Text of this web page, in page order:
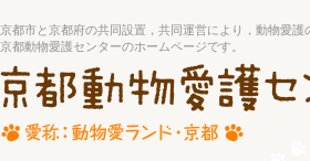
京都市と京都府の共同設置，共同運営により，動物愛護
京都動物愛護センターのホームページです。